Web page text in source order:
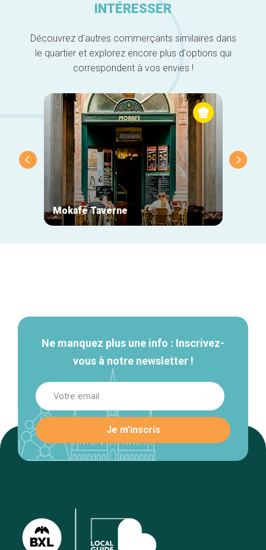
INTÉRESSER
Découvrez d'autres commerçants similaires dans
le quartier et explorez encore plus d'options qui
correspondent à vos envies !
Mokafé Taverne
Ne manquez plus une info : Inscrivez-
vous à notre newsletter !